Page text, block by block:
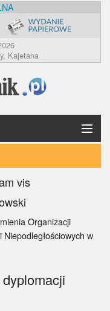
Kajetana
vis
Organizacji
w